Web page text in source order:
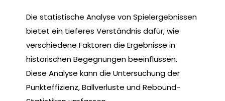
Die statistische Analyse von Spielergebnissen
bietet ein tieferes Verständnis dafür, wie
verschiedene Faktoren die Ergebnisse in
historischen Begegnungen beeinflussen.
Diese Analyse kann die Untersuchung der
Punkteffizienz, Ballverluste und Rebound-